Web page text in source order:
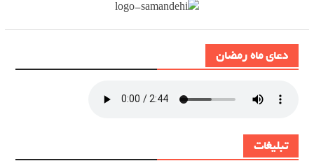
دعای ماه رمضان
تبلیغات